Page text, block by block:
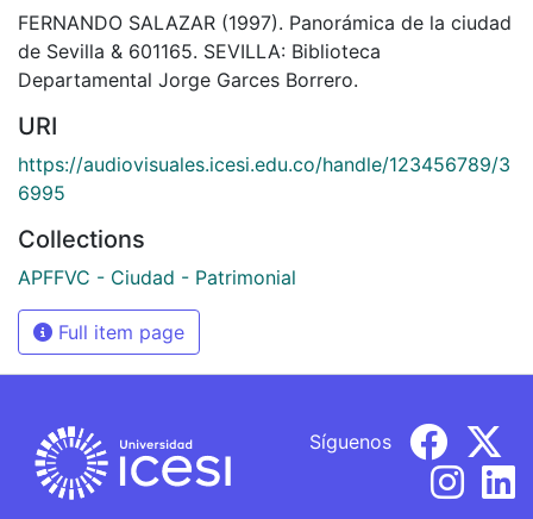
FERNANDO SALAZAR (1997). Panorámica de la ciudad
de Sevilla & 601165. SEVILLA: Biblioteca
Departamental Jorge Garces Borrero.
URI
https://audiovisuales.icesi.edu.co/handle/123456789/3
6995
Collections
APFFVC - Ciudad - Patrimonial
Full item page
Síguenos